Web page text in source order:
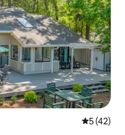
從 42 則評
5 (42)